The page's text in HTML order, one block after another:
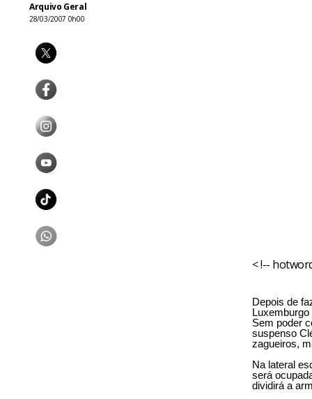
Arquivo Geral
28/03/2007 0h00
< !--
Depois de
Sem poder
suspenso
zagueiros,
Na lateral
será
dividirá a